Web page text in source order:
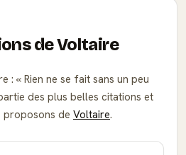
de Voltaire
:
Rien ne se fait sans un peu
des plus belles citations et
proposons de Voltaire.